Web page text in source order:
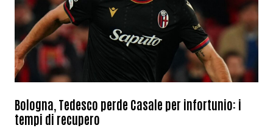
Bologna, Tedesco perde Casale per infortunio: i
tempi di recupero